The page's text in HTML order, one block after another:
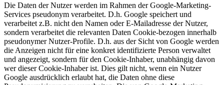
Die Daten der Nutzer werden im Rahmen der Google-Marketing-
Services pseudonym verarbeitet. D.h. Google speichert und
verarbeitet z.B. nicht den Namen oder E-Mailadresse der Nutzer,
sondern verarbeitet die relevanten Daten Cookie-bezogen innerhalb
pseudonymer Nutzer-Profile. D.h. aus der Sicht von Google werden
die Anzeigen nicht für eine konkret identifizierte Person verwaltet
und angezeigt, sondern für den Cookie-Inhaber, unabhängig davon
wer dieser Cookie-Inhaber ist. Dies gilt nicht, wenn ein Nutzer
Google ausdrücklich erlaubt hat, die Daten ohne diese